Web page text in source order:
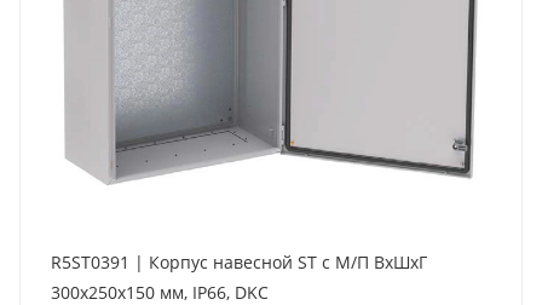
R5ST0391 | Корпус навесной ST с М/П ВxШxГ
300x250x150 мм, IP66, DKC